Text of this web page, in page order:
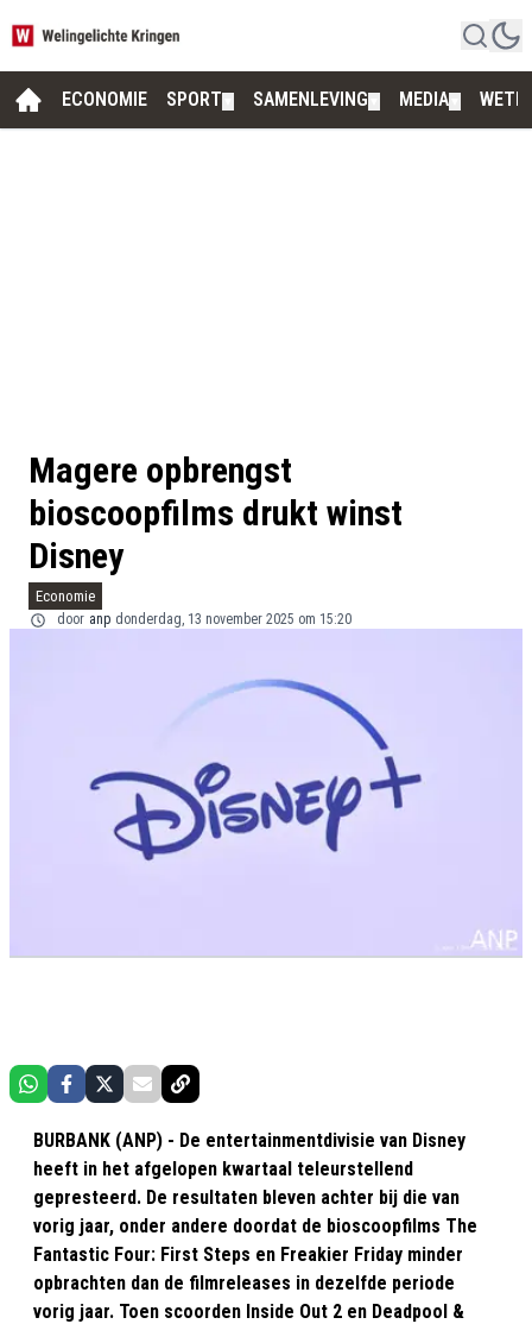
ECONOMIE SPORT SAMENLEVING MEDIA
Magere opbrengst
bioscoopfilms drukt winst
Disney
Economie
door anp donderdag, 13 november 2025 om 15:20
BURBANK (ANP) - De entertainmentdivisie van Disney
heeft in het afgelopen kwartaal teleurstellend
gepresteerd. De resultaten bleven achter bij die van
vorig jaar, onder andere doordat de bioscoopfilms The
Fantastic Four: First Steps en Freakier Friday minder
opbrachten dan de filmreleases in dezelfde periode
vorig jaar. Toen scoorden Inside Out 2 en Deadpool &